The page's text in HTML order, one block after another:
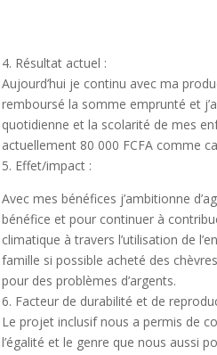
4. Résultat actuel :
Aujourd’hui je continu avec ma
remboursé la somme emprunté et
quotidienne et la scolarité de mes
actuellement 80 000 FCFA comme
5. Effet/impact :
Avec mes bénéfices j’ambitionne
bénéfice et pour continuer à
climatique à travers l’utilisation de
famille si possible acheté des
pour des problèmes d’argents.
6. Facteur de durabilité et de
Le projet inclusif nous a permis de
l’égalité et le genre que nous aussi